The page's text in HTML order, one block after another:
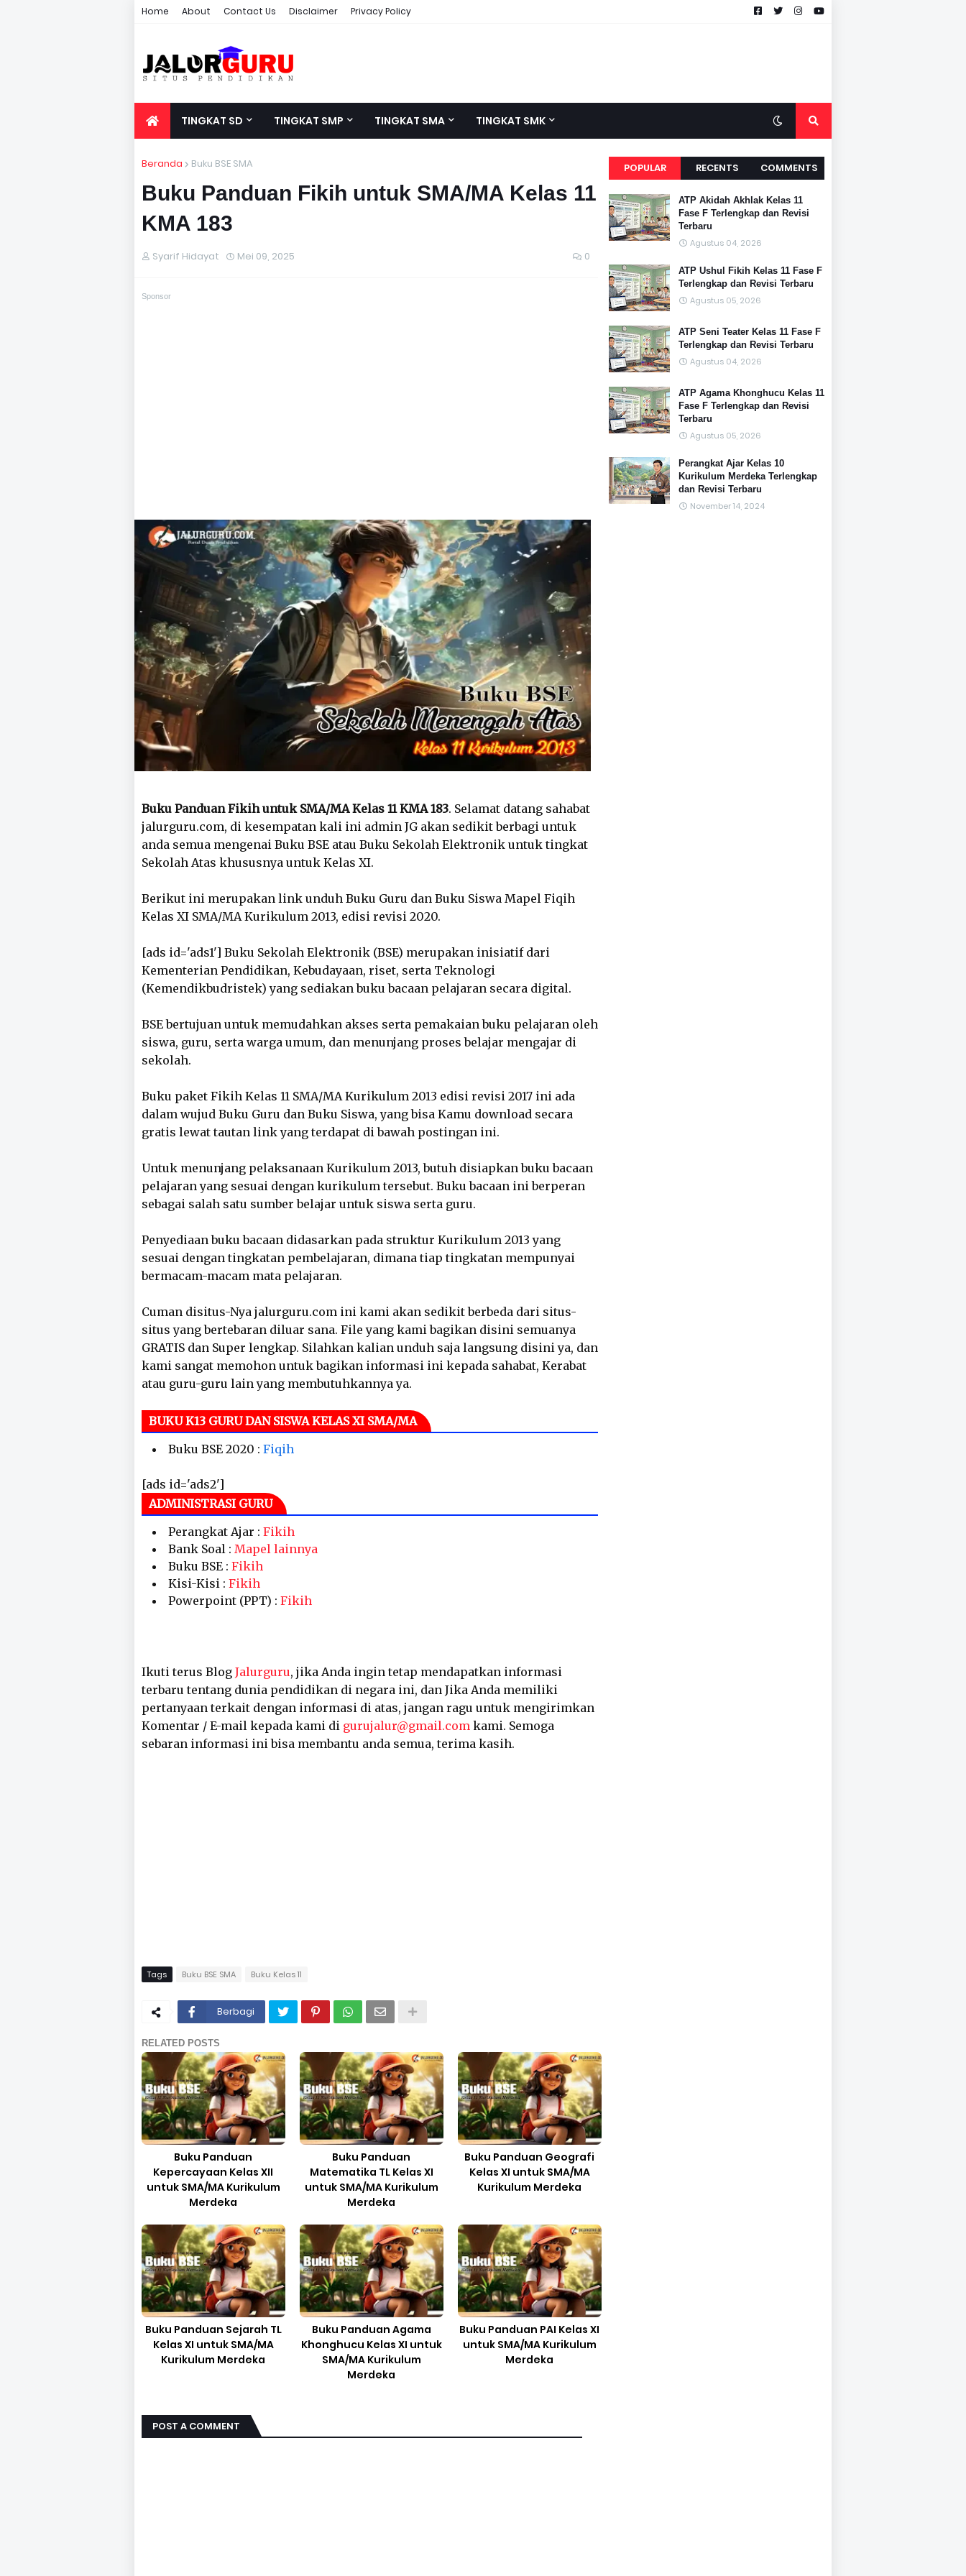
Home About Contact Us Disclaimer Privacy Policy
TINGKAT SD TINGKAT SMP TINGKAT SMA TINGKAT SMK
Beranda Buku BSE SMA
Buku Panduan Fikih untuk SMA/MA Kelas 11
KMA 183
Syarif Hidayat Mei 09, 2025 0
Sponsor
Buku Panduan Fikih untuk SMA/MA Kelas 11 KMA 183. Selamat datang sahabat
jalurguru.com, di kesempatan kali ini admin JG akan sedikit berbagi untuk
anda semua mengenai Buku BSE atau Buku Sekolah Elektronik untuk tingkat
Sekolah Atas khususnya untuk Kelas XI.
Berikut ini merupakan link unduh Buku Guru dan Buku Siswa Mapel Fiqih
Kelas XI SMA/MA Kurikulum 2013, edisi revisi 2020.
[ads id='ads1'] Buku Sekolah Elektronik (BSE) merupakan inisiatif dari
Kementerian Pendidikan, Kebudayaan, riset, serta Teknologi
(Kemendikbudristek) yang sediakan buku bacaan pelajaran secara digital.
BSE bertujuan untuk memudahkan akses serta pemakaian buku pelajaran oleh
siswa, guru, serta warga umum, dan menunjang proses belajar mengajar di
sekolah.
Buku paket Fikih Kelas 11 SMA/MA Kurikulum 2013 edisi revisi 2017 ini ada
dalam wujud Buku Guru dan Buku Siswa, yang bisa Kamu download secara
gratis lewat tautan link yang terdapat di bawah postingan ini.
Untuk menunjang pelaksanaan Kurikulum 2013, butuh disiapkan buku bacaan
pelajaran yang sesuai dengan kurikulum tersebut. Buku bacaan ini berperan
sebagai salah satu sumber belajar untuk siswa serta guru.
Penyediaan buku bacaan didasarkan pada struktur Kurikulum 2013 yang
sesuai dengan tingkatan pembelajaran, dimana tiap tingkatan mempunyai
bermacam-macam mata pelajaran.
Cuman disitus-Nya jalurguru.com ini kami akan sedikit berbeda dari situs-
situs yang bertebaran diluar sana. File yang kami bagikan disini semuanya
GRATIS dan Super lengkap. Silahkan kalian unduh saja langsung disini ya, dan
kami sangat memohon untuk bagikan informasi ini kepada sahabat, Kerabat
atau guru-guru lain yang membutuhkannya ya.
BUKU K13 GURU DAN SISWA KELAS XI SMA/MA
Buku BSE 2020 : Fiqih
[ads id='ads2']
ADMINISTRASI GURU
Perangkat Ajar : Fikih
Bank Soal : Mapel lainnya
Buku BSE : Fikih
Kisi-Kisi : Fikih
Powerpoint (PPT) : Fikih
Ikuti terus Blog Jalurguru, jika Anda ingin tetap mendapatkan informasi
terbaru tentang dunia pendidikan di negara ini, dan Jika Anda memiliki
pertanyaan terkait dengan informasi di atas, jangan ragu untuk mengirimkan
Komentar / E-mail kepada kami di gurujalur@gmail.com kami. Semoga
sebaran informasi ini bisa membantu anda semua, terima kasih.
Tags Buku BSE SMA Buku Kelas 11
Berbagi
RELATED POSTS
Buku Panduan
Kepercayaan Kelas XII
untuk SMA/MA Kurikulum
Merdeka
Buku Panduan
Matematika TL Kelas XI
untuk SMA/MA Kurikulum
Merdeka
Buku Panduan Geografi
Kelas XI untuk SMA/MA
Kurikulum Merdeka
Buku Panduan Sejarah TL
Kelas XI untuk SMA/MA
Kurikulum Merdeka
Buku Panduan Agama
Khonghucu Kelas XI untuk
SMA/MA Kurikulum
Merdeka
Buku Panduan PAI Kelas XI
untuk SMA/MA Kurikulum
Merdeka
POST A COMMENT
POPULAR RECENTS COMMENTS
ATP Akidah Akhlak Kelas 11
Fase F Terlengkap dan Revisi
Terbaru
Agustus 04, 2026
ATP Ushul Fikih Kelas 11 Fase F
Terlengkap dan Revisi Terbaru
Agustus 05, 2026
ATP Seni Teater Kelas 11 Fase F
Terlengkap dan Revisi Terbaru
Agustus 04, 2026
ATP Agama Khonghucu Kelas 11
Fase F Terlengkap dan Revisi
Terbaru
Agustus 05, 2026
Perangkat Ajar Kelas 10
Kurikulum Merdeka Terlengkap
dan Revisi Terbaru
November 14, 2024